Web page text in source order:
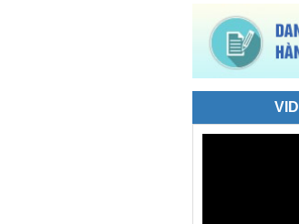
Trạm Y tế xã Mường Tè